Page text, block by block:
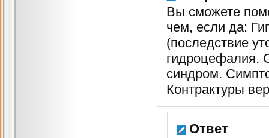
Вы сможете
чем, если да:
(последствие
гидроцефалия.
синдром.
Контрактуры
Ответ